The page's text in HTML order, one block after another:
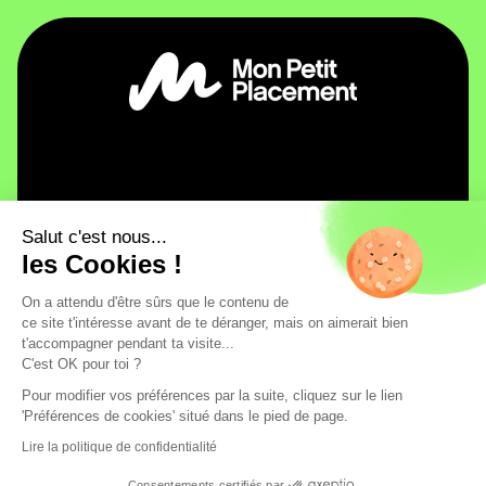
Salut c'est nous...
les Cookies !
On a attendu d'être sûrs que le contenu de
ce site t'intéresse avant de te déranger, mais on aimerait bien
t'accompagner pendant ta visite...
C'est OK pour toi ?
Pour modifier vos préférences par la suite, cliquez sur le lien
'Préférences de cookies' situé dans le pied de page.
Lire la politique de confidentialité
Mon Petit Placement
Pourquoi Mon Petit Placement ?
Découvrez notre jeu financier : Flouze !
Devenir partenaire
Espace presse
Les avis de nos utilisateurs
La curiosité récompensé
Investir
Ambitieux
Intrépide
Spatial
Environnement
Emploi
Tech
Égalité
Aide / FAQ
Contact
Le dico anti-jargon 💚
La sécurité, ça n’a pas de prix
Chez Mon Petit Placement, tous vos fonds sont logés
chez nos partenaires Generali, Apicil et la France
Mutualiste.
Politique de confidentialité
Mentions légalesConditions générales d'utilisation
Supports d'investissementPlan du site
Mon Petit Placement © 2024. Tous droits réservés.